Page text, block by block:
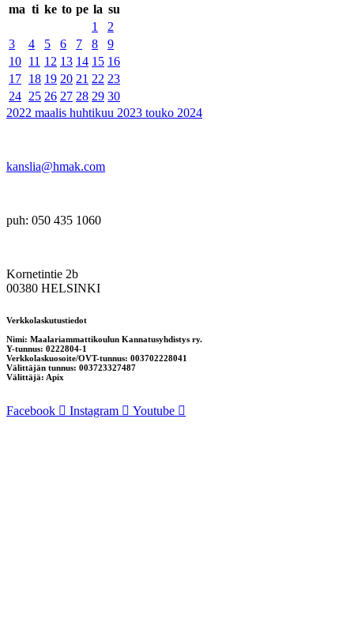
ma ti ke to pe la su
1
2
3
4 5 6 7 8
9
10 11 12 13 14 15 16
17 18 19 20 21 22 23
24 25 26 27 28 29 30
2022 maalis huhtikuu 2023 touko 2024
kanslia@hmak.com
puh: 050 435 1060
Kornetintie 2b
00380 HELSINKI
Verkkolaskutustiedot
Nimi: Maalariammattikoulun Kannatusyhdistys ry.
Y-tunnus: 0222804-1
Verkkolaskuosoite/OVT-tunnus: 003702228041
Välittäjän tunnus: 003723327487
Välittäjä: Apix
Facebook Instagram Youtube